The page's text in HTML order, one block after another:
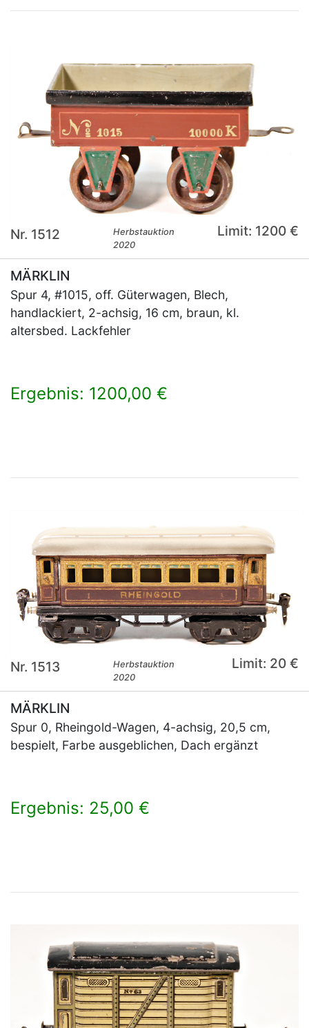
Nr. 1512
Herbstauktion
2020
Limit: 1200 €
MÄRKLIN
Spur 4, #1015, off. Güterwagen, Blech,
handlackiert, 2-achsig, 16 cm, braun, kl.
altersbed. Lackfehler
Ergebnis: 1200,00 €
Nr. 1513
Herbstauktion
2020
Limit: 20 €
MÄRKLIN
Spur 0, Rheingold-Wagen, 4-achsig, 20,5 cm,
bespielt, Farbe ausgeblichen, Dach ergänzt
Ergebnis: 25,00 €